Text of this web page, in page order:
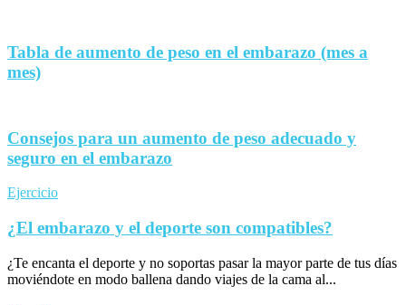
Tabla de aumento de peso en el embarazo (mes a
mes)
Consejos para un aumento de peso adecuado y
seguro en el embarazo
Ejercicio
¿El embarazo y el deporte son compatibles?
¿Te encanta el deporte y no soportas pasar la mayor parte de tus días
moviéndote en modo ballena dando viajes de la cama al...